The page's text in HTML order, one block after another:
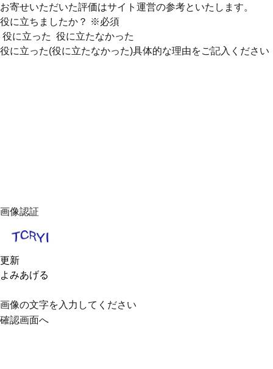
お寄せいただいた評価はサイト運営の参考といたします。
役に立ちましたか？ ※必須
役に立った 役に立たなかった
役に立った(役に立たなかった)具体的な理由をご記入ください
画像認証
更新
よみあげる
画像の文字を入力してください